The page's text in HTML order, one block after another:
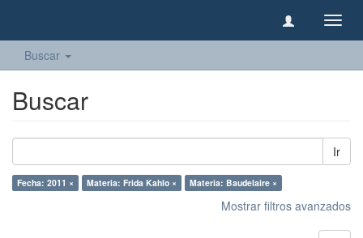
Buscar
Buscar
Ir
Fecha: 2011 × Materia: Frida Kahlo × Materia: Baudelaire ×
Mostrar filtros avanzados